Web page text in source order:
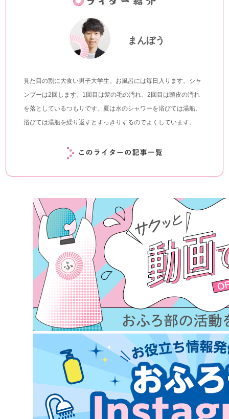
まんぼう
見た目の割に大食い男子大学生。お風呂には毎日入ります。シャ
ンプーは2回します。1回目は髪の毛の汚れ、2回目は頭皮の汚れ
を落としているつもりです。夏は水のシャワーを浴びては湯船、
浴びては湯船を繰り返すとすっきりするのでよくしています。